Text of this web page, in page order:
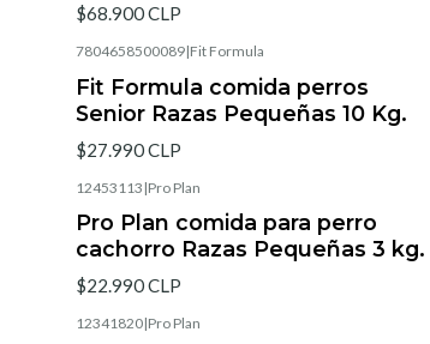
$68.900 CLP
7804658500089|Fit Formula
Fit Formula comida perros
Senior Razas Pequeñas 10 Kg.
$27.990 CLP
12453113 |Pro Plan
Pro Plan comida para perro
cachorro Razas Pequeñas 3 kg.
$22.990 CLP
12341820|Pro Plan